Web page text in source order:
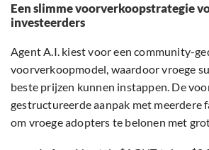
Een slimme voorverkoopstrategie
investeerders
Agent A.I. kiest voor een community-
voorverkoopmodel, waardoor vroege
beste prijzen kunnen instappen. De
gestructureerde aanpak met meerdere
om vroege adopters te belonen met